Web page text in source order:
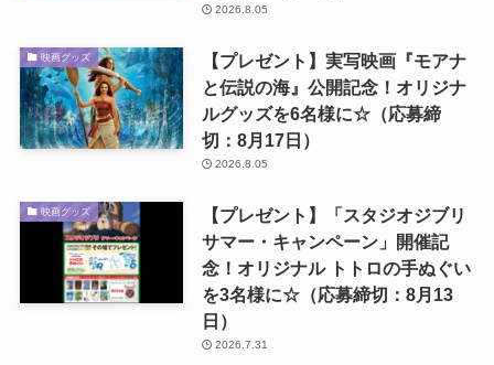
2026.8.05
映画グッズ
【プレゼント】実写映画『モアナ
と伝説の海』公開記念！オリジナ
ルグッズを6名様に☆（応募締
切：8月17日）
2026.8.05
映画グッズ
【プレゼント】「スタジオジブリ
サマー・キャンペーン」開催記
念！オリジナル トトロの手ぬぐい
を3名様に☆（応募締切：8月13
日）
2026.7.31